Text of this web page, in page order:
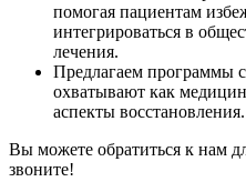
помогая пациентам
интегрироваться в
лечения.
Предлагаем программы
охватывают как
аспекты восстановления.
Вы можете обратиться к нам
звоните!